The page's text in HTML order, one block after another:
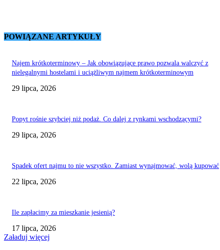
POWIĄZANE ARTYKUŁY
Najem krótkoterminowy – Jak obowiązujące prawo pozwala walczyć z
nielegalnymi hostelami i uciążliwym najmem krótkoterminowym
29 lipca, 2026
Popyt rośnie szybciej niż podaż. Co dalej z rynkami wschodzącymi?
29 lipca, 2026
Spadek ofert najmu to nie wszystko. Zamiast wynajmować, wolą kupować
22 lipca, 2026
Ile zapłacimy za mieszkanie jesienią?
17 lipca, 2026
Załaduj więcej